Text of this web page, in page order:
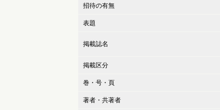
招待の有無
表題
掲載誌名
掲載区分
巻・号・頁
著者・共著者